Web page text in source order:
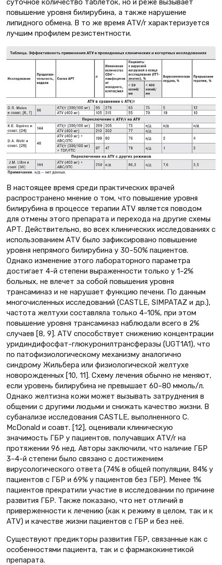
суточное количество таблеток, но и реже вызывает
повышение уровня билирубина, а также нарушение
липидного обмена. В то же время ATV/r характеризуется
лучшим профилем резистентности.
В настоящее время среди практических врачей
распространено мнение о том, что повышение уровня
билирубина в процессе терапии ATV является поводом
для отмены этого препарата и перехода на другие схемы
АРТ. Действительно, во всех клинических исследованиях с
использованием ATV было зафиксировано повышение
уровня непрямого билирубина у 30–50% пациентов.
Однако изменение этого лабораторного параметра
достигает 4-й степени выраженности только у 1–2%
больных, не влечет за собой повышения уровня
трансаминаз и не нарушает функцию печени. По данным
многочисленных исследований (CASTLE, SIMPATAZ и др.),
частота желтухи составляла только 4–10%, при этом
повышение уровня трансаминаз наблюдали всего в 2%
случаев [8, 9]. ATV способствует снижению концентрации
уридиндифосфат-глюкуронилтрансферазы (UGT1A1), что
по патофизиологическому механизму аналогично
синдрому Жильбера или физиологической желтухе
новорожденных [10, 11]. Схему лечения обычно не меняют,
если уровень билирубина не превышает 60–80 ммоль/л.
Однако желтизна кожи может вызывать затруднения в
общении с другими людьми и снижать качество жизни. В
субанализе исследования CASTLE, выполненного С.
McDonald и соавт. [12], оценивали клиническую
значимость ГБР у пациентов, получавших ATV/r на
протяжении 96 нед. Авторы заключили, что наличие ГБР
3–4-й степени было связано с достижением
вирусологического ответа (74% в общей популяции, 84% у
пациентов с ГБР и 69% у пациентов без ГБР). Менее 1%
пациентов прекратили участие в исследовании по причине
развития ГБР. Также показано, что нет отличий в
приверженности к лечению (как к режиму в целом, так и к
ATV) и качестве жизни пациентов с ГБР и без неё.
Существуют предикторы развития ГБР, связанные как с
особенностями пациента, так и с фармакокинетикой
препарата.